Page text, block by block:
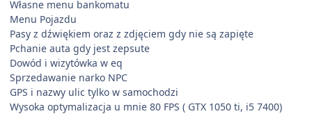
Własne menu bankomatu
Menu Pojazdu
Pasy z dźwiękiem oraz z zdjęciem gdy nie są zapięte
Pchanie auta gdy jest zepsute
Dowód i wizytówka w eq
Sprzedawanie narko NPC
GPS i nazwy ulic tylko w samochodzi
Wysoka optymalizacja u mnie 80 FPS ( GTX 1050 ti, i5 7400)